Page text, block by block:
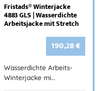
Fristads® Winterjacke
4883 GLS | Wasserdichte
Arbeitsjacke mit Stretch
190,28€
Wasserdichte Arbeits-
Winterjacke mi…